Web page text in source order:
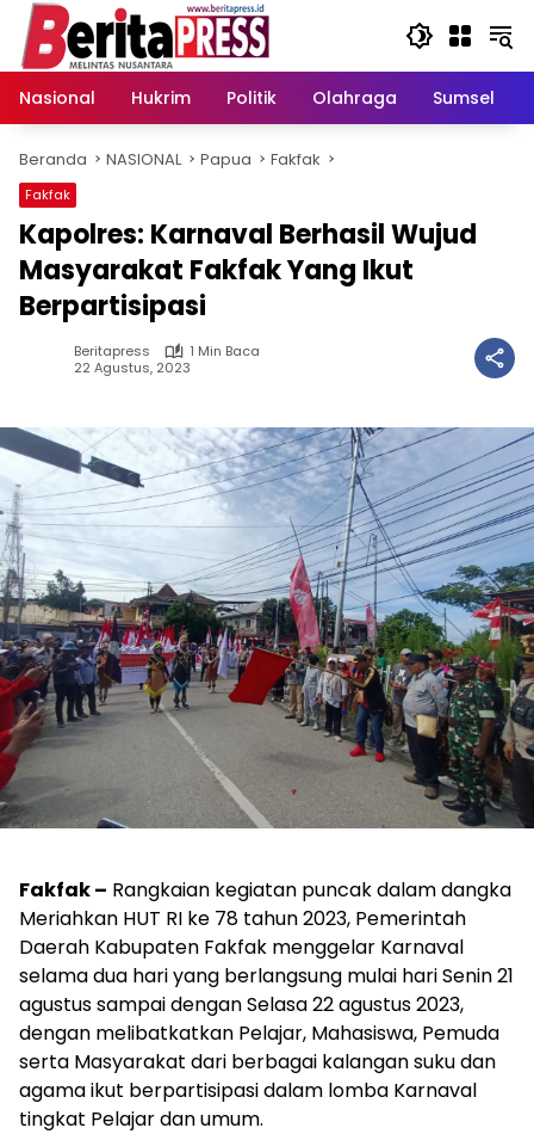
Langsung
konten
Nasional
Hukrim Politik Olahraga Sumsel
Beranda NASIONAL Papua Fakfak
Fakfak
Kapolres: Karnaval Berhasil Wujud
Masyarakat Fakfak Yang Ikut
Berpartisipasi
Beritapress
1 Min Baca
22 Agustus, 2023
Fakfak – Rangkaian kegiatan puncak dalam dangka
Meriahkan HUT RI ke 78 tahun 2023, Pemerintah
Daerah Kabupaten Fakfak menggelar Karnaval
selama dua hari yang berlangsung mulai hari Senin 21
agustus sampai dengan Selasa 22 agustus 2023,
dengan melibatkatkan Pelajar, Mahasiswa, Pemuda
serta Masyarakat dari berbagai kalangan suku dan
agama ikut berpartisipasi dalam lomba Karnaval
tingkat Pelajar dan umum.